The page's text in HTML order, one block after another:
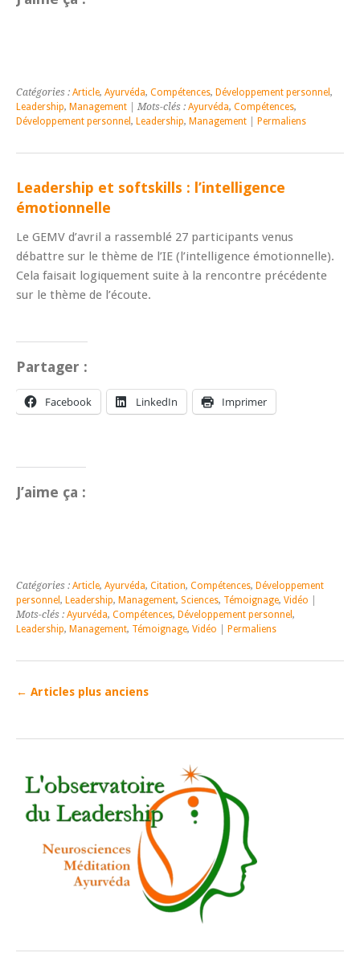
Catégories : Article, Ayurvéda, Compétences, Développement personnel ,
Leadership, Management | Mots-clés : Ayurvéda, Compétences,
Développement personnel , Leadership, Management Permaliens
Leadership et softskills : l’intelligence
émotionnelle
Le GEMV d’avril a rassemblé 27 participants venus
débattre sur le thème de l’IE (l’intelligence émotionnelle).
Cela faisait logiquement suite à la rencontre précédente
sur le thème de l’écoute.
Partager :
Facebook LinkedIn Imprimer
J’aime ça :
Catégories : Article, Ayurvéda, Citation, Compétences, Développement
personnel , Leadership, Management, Sciences, Témoignage, Vidéo
Mots-clés : Ayurvéda, Compétences, Développement personnel ,
Leadership, Management, Témoignage, Vidéo Permaliens
← Articles plus anciens